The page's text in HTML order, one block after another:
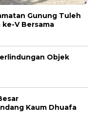
Gunung Tuleh
V Bersama
Objek
Kaum Dhuafa